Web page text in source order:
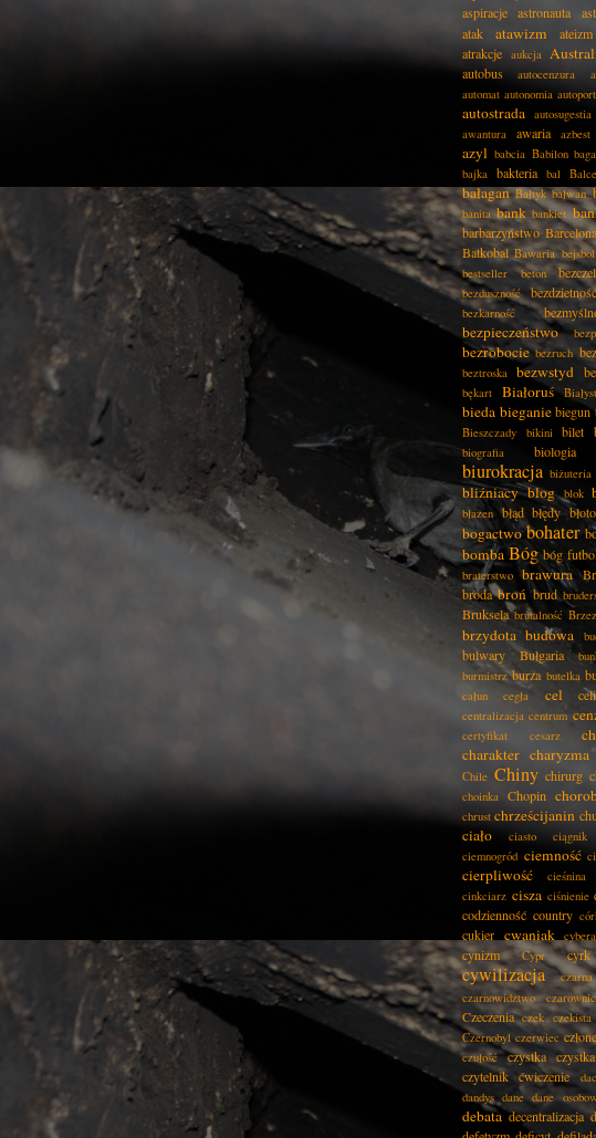
aspiracje astronauta
atak atawizm ateizm
atrakcje aukcja
autobus autocenzura
automat autonomia
autostrada autosugestia
awantura awaria azbest
azyl babcia Babilon
bajka bakteria bal
bałagan Bałtyk bałwan
banita bank bankiet
barbarzyństwo Barcelona
Batkobal Bawaria bejsbol
bestseller
beton
bezduszność bezdzietność
bezkarność
bezpieczeństwo
bezrobocie bezruch
beztroska bezwstyd
bękart
Białoruś
bieda bieganie biegun
Bieszczady
bikini bilet
biografia biologia
biurokracja biżuteria
bliźniacy blog blok
błazen błąd błędy błoto
bogactwo bohater
bomba Bóg bóg
braterstwo brawura
broda broń brud
Bruksela brutalność
brzydota budowa
bulwary Bułgaria
burmistrz burza butelka
całun cegła cel
centralizacja centrum
certyfikat
cesarz
charakter charyzma
Chile Chiny chirurg
choinka Chopin
chrust chrześcijanin
ciało ciasto ciągnik
ciemnogród ciemność
cierpliwość cieśnina
cinkciarz cisza ciśnienie
codzienność country
cukier cwaniak
cynizm Cypr cyrk
cywilizacja
czarnowidztwo
Czeczenia czek czekista
Czernobyl czerwiec
czułość czystka
czytelnik ćwiczenie
dandys dane dane
debata decentralizacja